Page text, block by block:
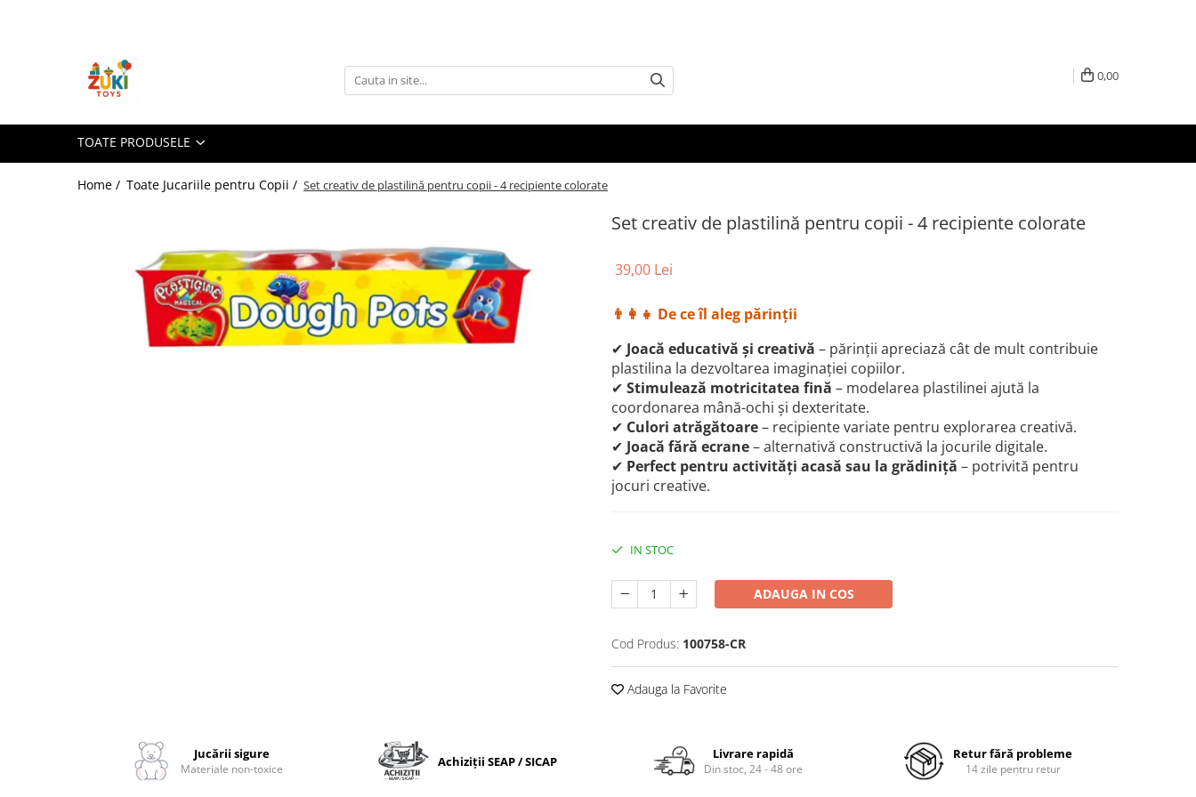
Toate Produsele
Jucarii pentru calatorii
Recomandari Zuki
Cadouri pentru Copii
Cadouri Aniversare
Jucarii pe Varsta Copilului
Corturi & Spatii de Joaca
Depozitare & Organizare Jucarii
0,00
TOATE PRODUSELE
Home / Toate Jucariile pentru Copii / Set creativ de plastilină pentru copii - 4 recipiente colorate
Set creativ de plastilină pentru copii - 4 recipiente colorate
39,00 Lei
👨‍👩‍👧 De ce îl aleg părinții
✔ Joacă educativă și creativă – părinții apreciază cât de mult contribuie
plastilina la dezvoltarea imaginației copiilor.
✔ Stimulează motricitatea fină – modelarea plastilinei ajută la
coordonarea mână-ochi și dexteritate.
✔ Culori atrăgătoare– recipiente variate pentru explorarea creativă.
✔ Joacă fără ecrane– alternativă constructivă la jocurile digitale.
✔ Perfect pentru activități acasă sau la grădiniță – potrivită pentru
jocuri creative.
IN STOC
ADAUGA IN COS
Cod Produs: 100758-CR
Adauga la Favorite
Jucării sigure
Materiale non-toxice Achiziții SEAP / SICAP Livrare rapidă
Din stoc, 24 - 48 ore
Retur fără probleme
14 zile pentru retur